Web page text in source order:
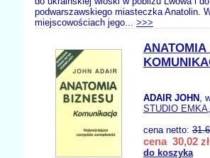
podwarszawskiego miasteczka Anatolin.
miejscowościach jego... >>>
ANATOMIA
ADAIR JOHN ,
STUDIO EMKA
cena netto:
cena 30,02 zł
do koszyka